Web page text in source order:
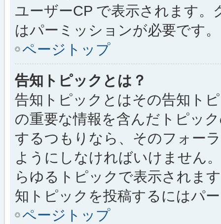
ユーザーCP で表示されます
はパーミッションが必要です。
ページトップ
告知トピックとは？
告知トピックとはその告知ト
の重要な情報を含んだトピッ
するつもりなら、そのフォー
ようにしなければいけません
らゆるトピックで表示されま
知トピックを投稿するにはパ
ページトップ